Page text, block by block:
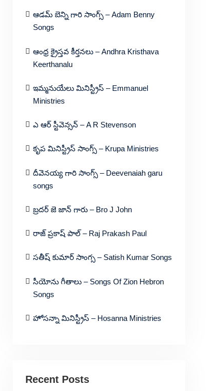
ఆడమ్ బెన్ని గారి సాంగ్స్ – Adam Benny
Songs
ఆంధ్ర క్రైస్తవ కీర్తనలు – Andhra Kristhava
Keerthanalu
ఇమ్మనుయేలు మినిస్ట్రీస్ – Emmanuel
Ministries
ఎ ఆర్ స్టీవెన్సన్ – A R Stevenson
కృప మినిస్ట్రీస్ సాంగ్స్ – Krupa Ministries
దీవెనయ్య గారి సాంగ్స్ – Deevenaiah garu
songs
బ్రదర్ జె జాన్ గారు – Bro J John
రాజ్ ప్రకాష్ పాల్ – Raj Prakash Paul
సతీష్ కుమార్ సాంగ్స – Satish Kumar Songs
సీయోను గీతాలు – Songs Of Zion Hebron
Songs
హోసన్నా మినిస్ట్రీస్ – Hosanna Ministries
Recent Posts